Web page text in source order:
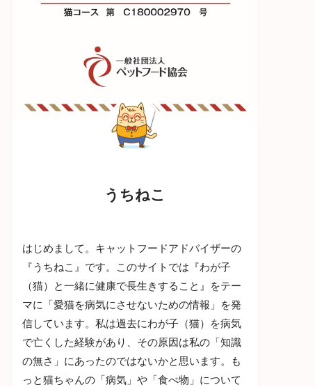
うちねこ
はじめまして。キャットフードアドバイザーの
『うちねこ』です。このサイトでは『わが子
（猫）と一緒に健康で長生きすること』をテー
マに「愛猫を病気にさせないための情報」を発
信しています。私は過去にわが子（猫）を病気
で亡くした経験があり、その原因は私の「知識
の無さ」にあったのではないかと思います。も
っと猫ちゃんの「病気」や「食べ物」について